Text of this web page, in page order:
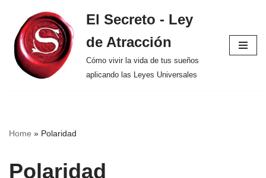
Saltar
al
contenido
El Secreto - Ley
de Atracción
Cómo vivir la vida de tus sueños
aplicando las Leyes Universales
Home » Polaridad
Polaridad